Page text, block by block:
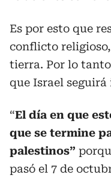
Es por esto que
conflicto
tierra. Por lo
que Israel seguirá
“El día en que
que se termine
palestinos”
pasó el 7 de